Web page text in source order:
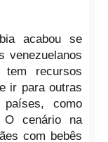
acabou se
venezuelanos
recursos
ir para outras
como
O cenário na
com bebês